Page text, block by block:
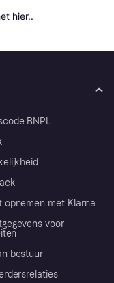
hier..
BNPL
opnemen met Klarna
voor
bestuur